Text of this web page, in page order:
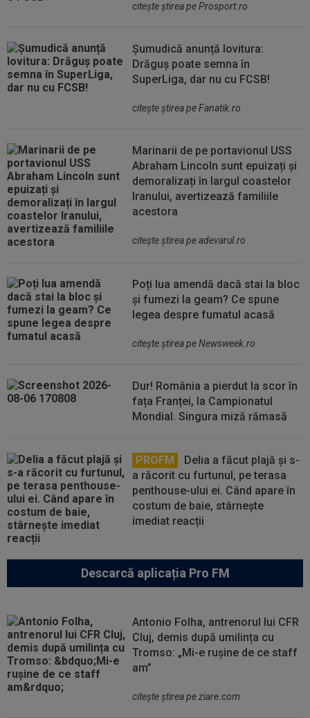
citeşte ştirea pe Prosport.ro
Șumudică anunță lovitura:
Drăguș poate semna în
SuperLiga, dar nu cu FCSB!
citeşte ştirea pe Fanatik.ro
Marinarii de pe portavionul USS
Abraham Lincoln sunt epuizați și
demoralizați în largul coastelor
Iranului, avertizează familiile
acestora
citeşte ştirea pe adevarul.ro
Poți lua amendă dacă stai la bloc
și fumezi la geam? Ce spune
legea despre fumatul acasă
citeşte ştirea pe Newsweek.ro
Dur! România a pierdut la scor în
fața Franței, la Campionatul
Mondial. Singura miză rămasă
PROFM
Delia a făcut plajă și s-
a răcorit cu furtunul, pe terasa
penthouse-ului ei. Când apare în
costum de baie, stârnește
imediat reacții
Descarcă aplicația Pro FM
Antonio Folha, antrenorul lui CFR
Cluj, demis după umilința cu
Tromso: „Mi-e rușine de ce staff
am”
citeşte ştirea pe ziare.com